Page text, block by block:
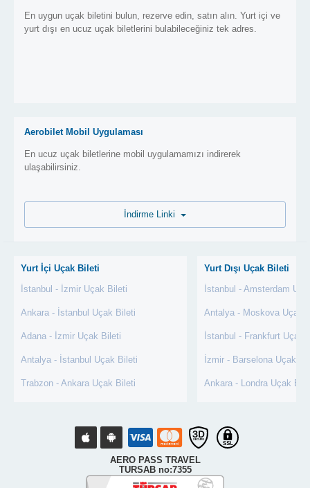
En uygun uçak biletini bulun, rezerve edin, satın alın. Yurt içi ve
yurt dışı en ucuz uçak biletlerini bulabileceğiniz tek adres.
Aerobilet Mobil Uygulaması
En ucuz uçak biletlerine mobil uygulamamızı indirerek
ulaşabilirsiniz.
Yurt İçi Uçak Bileti
İstanbul - İzmir Uçak Bileti
Ankara - İstanbul Uçak Bileti
Adana - İzmir Uçak Bileti
Antalya - İstanbul Uçak Bileti
Trabzon - Ankara Uçak Bileti
Yurt Dışı Uçak Bileti
İstanbul - Amsterdam
Antalya - Moskova Uçak
İstanbul - Frankfurt Uçak
İzmir - Barselona Uçak
Ankara - Londra Uçak
AERO PASS TRAVEL
TURSAB no:7355